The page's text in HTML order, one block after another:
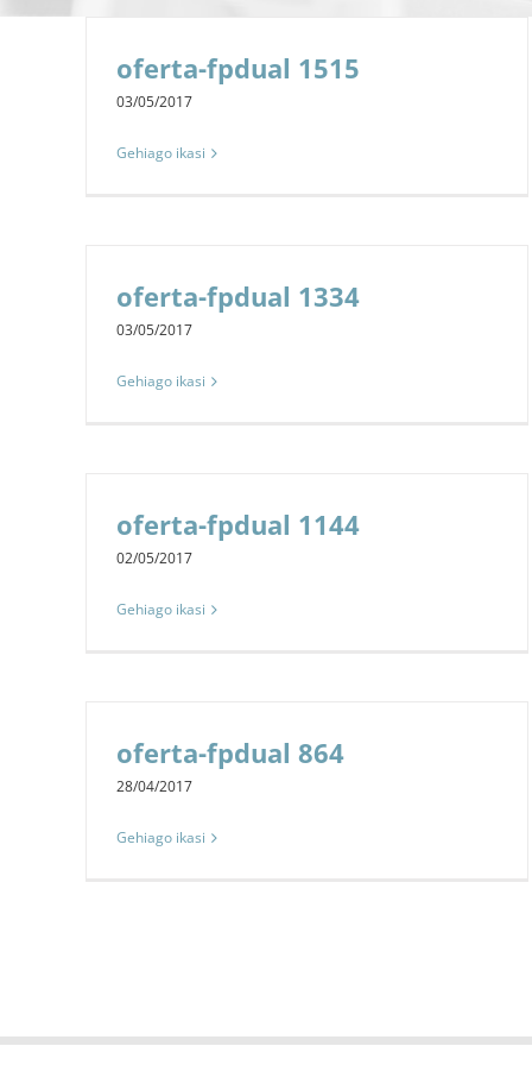
oferta-fpdual 1515
03/05/2017
Gehiago ikasi
oferta-fpdual 1334
03/05/2017
Gehiago ikasi
oferta-fpdual 1144
02/05/2017
Gehiago ikasi
oferta-fpdual 864
28/04/2017
Gehiago ikasi